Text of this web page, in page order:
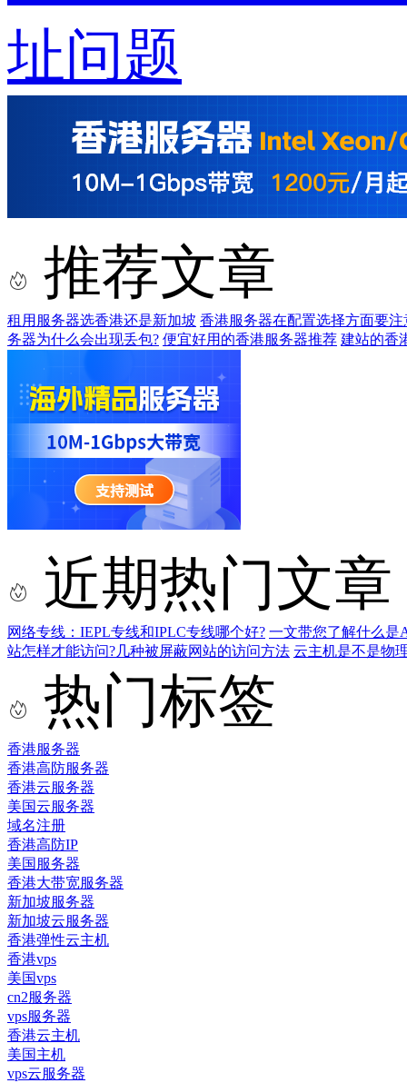
址问题
推荐文章
租用服务器选香港还是新加坡 香港服务器在配置选择方面要注
务器为什么会出现丢包? 便宜好用的香港服务器推荐 建站的香
近期热门文章
网络专线：IEPL专线和IPLC专线哪个好? 一文带您了解什么是
站怎样才能访问?几种被屏蔽网站的访问方法 云主机是不是物
热门标签
香港服务器
香港高防服务器
香港云服务器
美国云服务器
域名注册
香港高防IP
美国服务器
香港大带宽服务器
新加坡服务器
新加坡云服务器
香港弹性云主机
香港vps
美国vps
cn2服务器
vps服务器
香港云主机
美国主机
vps云服务器